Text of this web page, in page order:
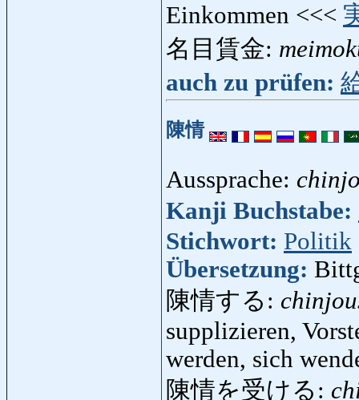
Einkommen <<<
名目賃金:
auch zu prüfen:
陳情
Aussprache:
Kanji Buchstabe:
Stichwort: Politik
Übersetzung:
陳情する:
supplizieren,
werden, sich
陳情を受ける: